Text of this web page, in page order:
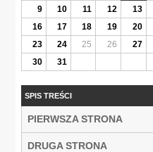
9
10 11 12 13
16
17 18 19 20
23
24 25 26 27
30
31
SPIS TREŚCI
PIERWSZA STRONA
DRUGA STRONA